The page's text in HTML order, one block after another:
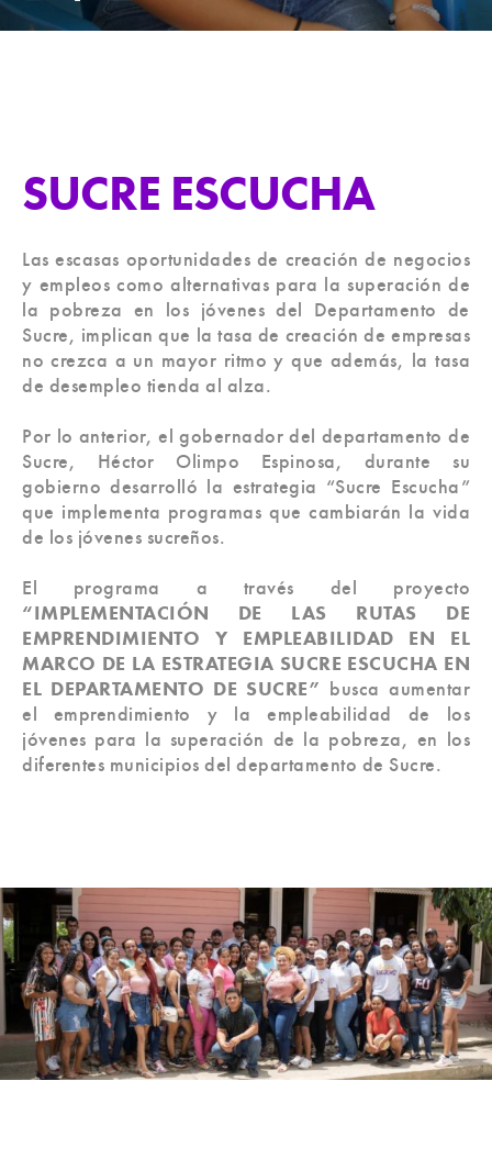
s
a
m
c
k
-
n
n
SUCRE ESCUCHA
Las escasas oportunidades de creación de negocios
y empleos como alternativas para la superación de
la pobreza en los jóvenes del Departamento de
Sucre, implican que la tasa de creación de empresas
no crezca a un mayor ritmo y que además, la tasa
de desempleo tienda al alza.
Por lo anterior, el gobernador del departamento de
Sucre, Héctor Olimpo Espinosa, durante su
gobierno desarrolló la estrategia “Sucre Escucha”
que implementa programas que cambiarán la vida
de los jóvenes sucreños.
El programa a través del proyecto
“IMPLEMENTACIÓN DE LAS RUTAS DE
EMPRENDIMIENTO Y EMPLEABILIDAD EN EL
MARCO DE LA ESTRATEGIA SUCRE ESCUCHA EN
EL DEPARTAMENTO DE SUCRE” busca aumentar
el emprendimiento y la empleabilidad de los
jóvenes para la superación de la pobreza, en los
diferentes municipios del departamento de Sucre.